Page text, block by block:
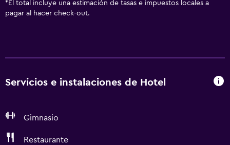
* El total incluye una estimación de tasas e impuestos locales a
pagar al hacer check-out.
Servicios e instalaciones de Hotel
Gimnasio
Restaurante